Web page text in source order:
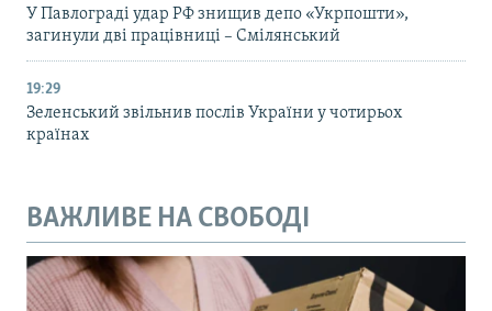
У Павлограді удар РФ знищив депо «Укрпошти»,
загинули дві працівниці – Смілянський
19:29
Зеленський звільнив послів України у чотирьох
країнах
ВАЖЛИВЕ НА СВОБОДІ